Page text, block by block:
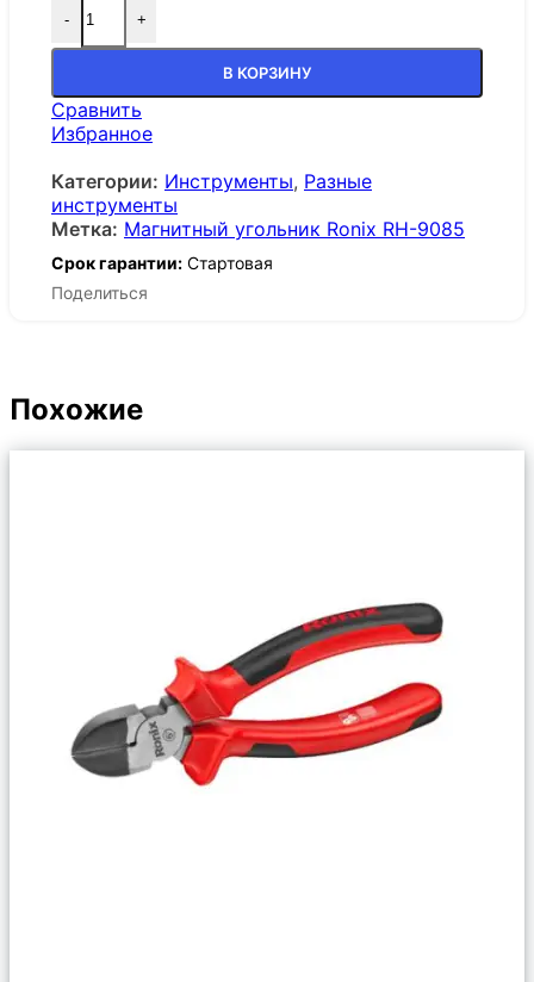
-
Количество товара Магнитный угольник Ronix
+
В КОРЗИНУ
Сравнить
Избранное
Категории: Инструменты, Разные
инструменты
Метка: Магнитный угольник Ronix RH-9085
Срок гарантии: Стартовая
Поделиться
Похожие